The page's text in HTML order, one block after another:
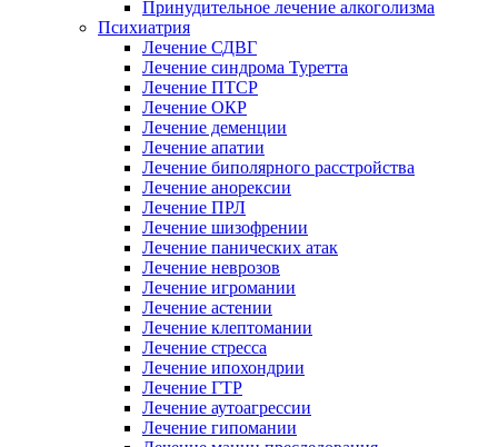
Принудительное лечение алкоголизма
Психиатрия
Лечение СДВГ
Лечение синдрома Туретта
Лечение ПТСР
Лечение ОКР
Лечение деменции
Лечение апатии
Лечение биполярного расстройства
Лечение анорексии
Лечение ПРЛ
Лечение шизофрении
Лечение панических атак
Лечение неврозов
Лечение игромании
Лечение астении
Лечение клептомании
Лечение стресса
Лечение ипохондрии
Лечение ГТР
Лечение аутоагрессии
Лечение гипомании